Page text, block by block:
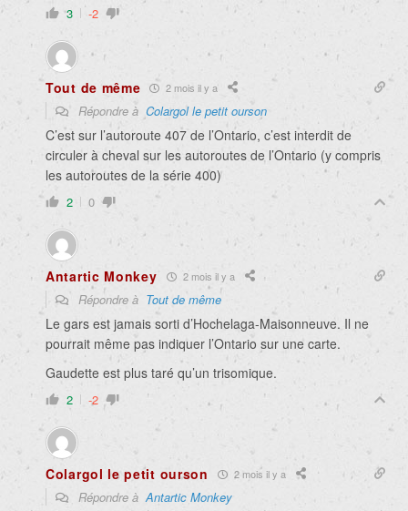
3 -2
Tout de même 2 mois il y a
Répondre à Colargol le petit ourson
C’est sur l’autoroute 407 de l’Ontario, c’est interdit de
circuler à cheval sur les autoroutes de l’Ontario (y compris
les autoroutes de la série 400)
2 0
Antartic Monkey 2 mois il y a
Répondre à Tout de même
Le gars est jamais sorti d’Hochelaga-Maisonneuve. Il ne
pourrait même pas indiquer l’Ontario sur une carte.
Gaudette est plus taré qu’un trisomique.
2 -2
Colargol le petit ourson 2 mois il y a
Répondre àAntartic Monkey